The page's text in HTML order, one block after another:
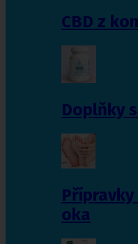
CBD z
Doplňky
oka